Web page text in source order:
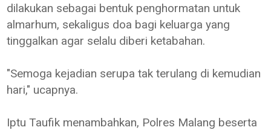
dilakukan sebagai bentuk penghormatan untuk
almarhum, sekaligus doa bagi keluarga yang
tinggalkan agar selalu diberi ketabahan.
"Semoga kejadian serupa tak terulang di kemudian
hari," ucapnya.
Iptu Taufik menambahkan, Polres Malang beserta